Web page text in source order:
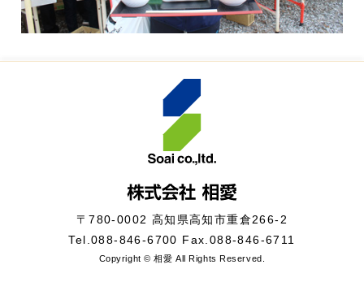
〒780-0002 高知県高知市重倉266-2
Tel.088-846-6700 Fax.088-846-6711
Copyright © 相愛 All Rights Reserved.